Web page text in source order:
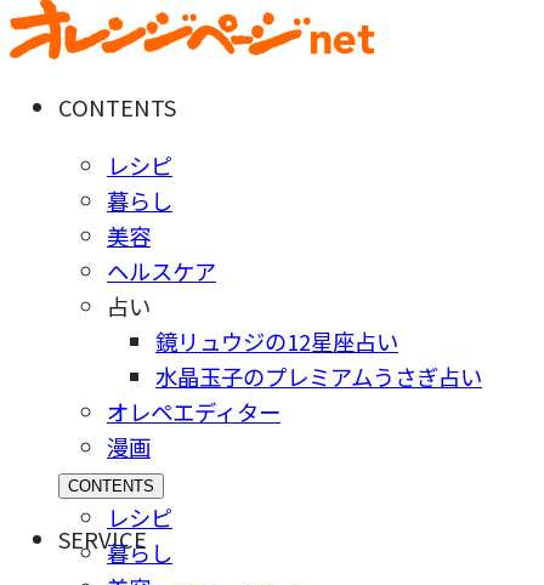
CONTENTS
レシピ
暮らし
美容
ヘルスケア
占い
鏡リュウジの12星座占い
水晶玉子のプレミアムうさぎ占い
オレペエディター
漫画
CONTENTS
レシピ
暮らし
SERVICE